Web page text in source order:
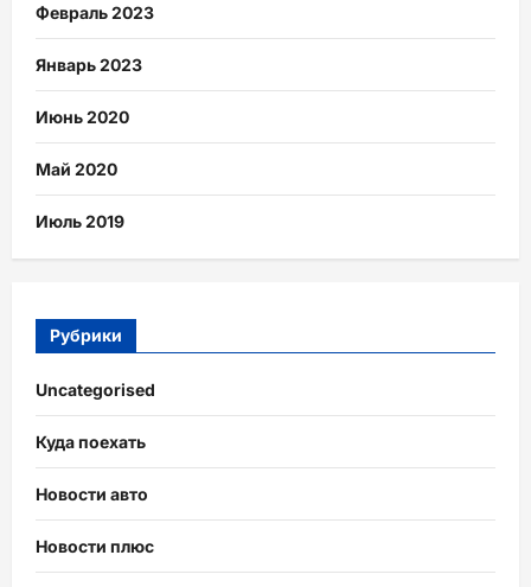
Февраль 2023
Январь 2023
Июнь 2020
Май 2020
Июль 2019
Рубрики
Uncategorised
Куда поехать
Новости авто
Новости плюс